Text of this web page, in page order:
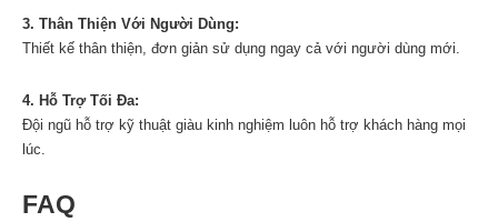
3. Thân Thiện Với Người Dùng:
Thiết kế thân thiện, đơn giản sử dụng ngay cả với người dùng mới.
4. Hỗ Trợ Tối Đa:
Đội ngũ hỗ trợ kỹ thuật giàu kinh nghiệm luôn hỗ trợ khách hàng mọi
lúc.
FAQ